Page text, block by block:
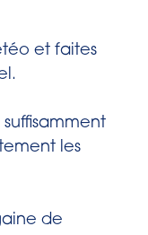
et faites
les
de